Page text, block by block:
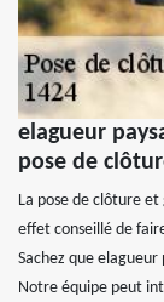
elagueur
pose de
La pose de clôture
effet conseillé de
Sachez que
Notre équipe peut